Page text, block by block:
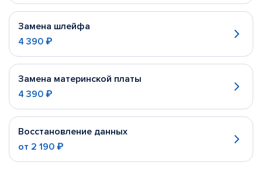
Замена шлейфа
4 390 ₽
Замена материнской платы
4 390 ₽
Восстановление данных
от 2 190 ₽